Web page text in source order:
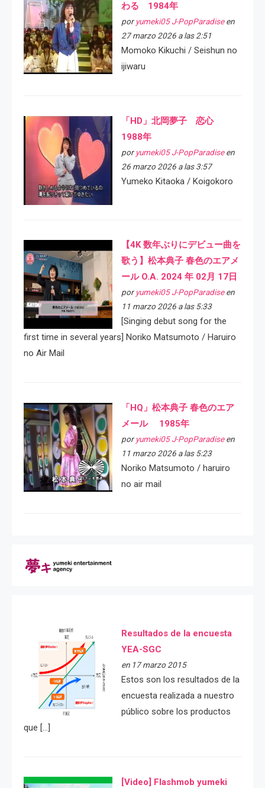
わる 1984年
por yumeki05 J-PopParadiseen
27 marzo 2026 a las 2:51
Momoko Kikuchi / Seishun no
ijiwaru
「HD」北岡夢子 恋心
1988年
por yumeki05 J-PopParadiseen
26 marzo 2026 a las 3:57
Yumeko Kitaoka / Koigokoro
【4K 数年ぶりにデビュー曲を
歌う】松本典子 春色のエアメ
ール O.A. 2024 年 02月 17日
por yumeki05 J-PopParadiseen
11 marzo 2026 a las 5:33
[Singing debut song for the
first time in several years] Noriko Matsumoto / Haruiro
no Air Mail
「HQ」松本典子 春色のエア
メール 1985年
por yumeki05 J-PopParadiseen
11 marzo 2026 a las 5:23
Noriko Matsumoto / haruiro
no air mail
Resultados de la encuesta
YEA-SGC
en 17 marzo 2015
Estos son los resultados de la
encuesta realizada a nuestro
público sobre los productos
que […]
[Video] Flashmob yumeki